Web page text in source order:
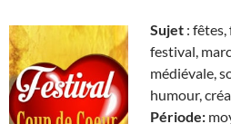
Sujet :
festival,
médiévale,
humour,
Période: